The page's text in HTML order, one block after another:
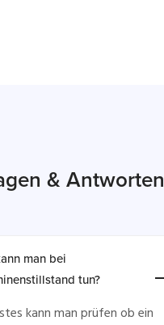
& Antworten
man bei
tun?
kann man prüfen ob ein